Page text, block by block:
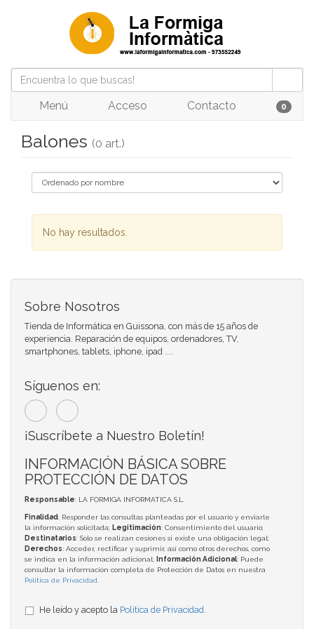
Menú Acceso Contacto 0
Balones (0 art.)
No hay resultados.
Sobre Nosotros
Tienda de Informática en Guissona, con más de 15 años de
experiencia. Reparación de equipos, ordenadores, TV,
smartphones, tablets, iphone, ipad ....
Síguenos en:
¡Suscríbete a Nuestro Boletín!
INFORMACIÓN BÁSICA SOBRE
PROTECCIÓN DE DATOS
Responsable: LA FORMIGA INFORMATICA S.L.
Finalidad: Responder las consultas planteadas por el usuario y enviarle
la información solicitada; Legitimación: Consentimiento del usuario;
Destinatarios: Solo se realizan cesiones si existe una obligación legal;
Derechos: Acceder, rectificar y suprimir, así como otros derechos, como
se indica en la información adicional;
Información Adicional: Puede
consultar la información completa de Protección de Datos en nuestra
Política de Privacidad
He leído y acepto la Política de Privacidad.